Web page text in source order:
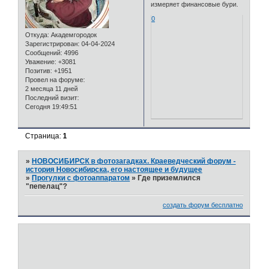
Откуда: Академгородок
Зарегистрирован: 04-04-2024
Сообщений: 4996
Уважение: +3081
Позитив: +1951
Провел на форуме:
2 месяца 11 дней
Последний визит:
Сегодня 19:49:51
измеряет финансовые бури.
0
Страница:1
»НОВОСИБИРСК в фотозагадках. Краеведческий форум -
история Новосибирска, его настоящее и будущее
»Прогулки с фотоаппаратом »Где приземлился
"пепелац"?
создать форум бесплатно